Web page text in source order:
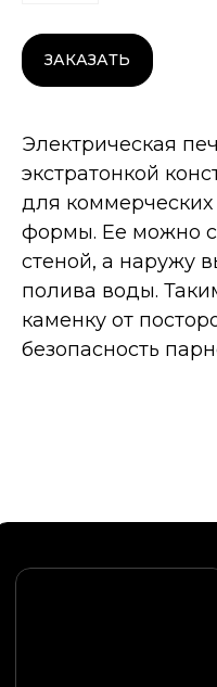
ЗАКАЗАТЬ
Электрическая
экстратонкой
для коммерческих
формы. Ее можно
стеной, а наружу
полива воды.
каменку от
безопасность
Оставьте заявку,
дилера в вашем